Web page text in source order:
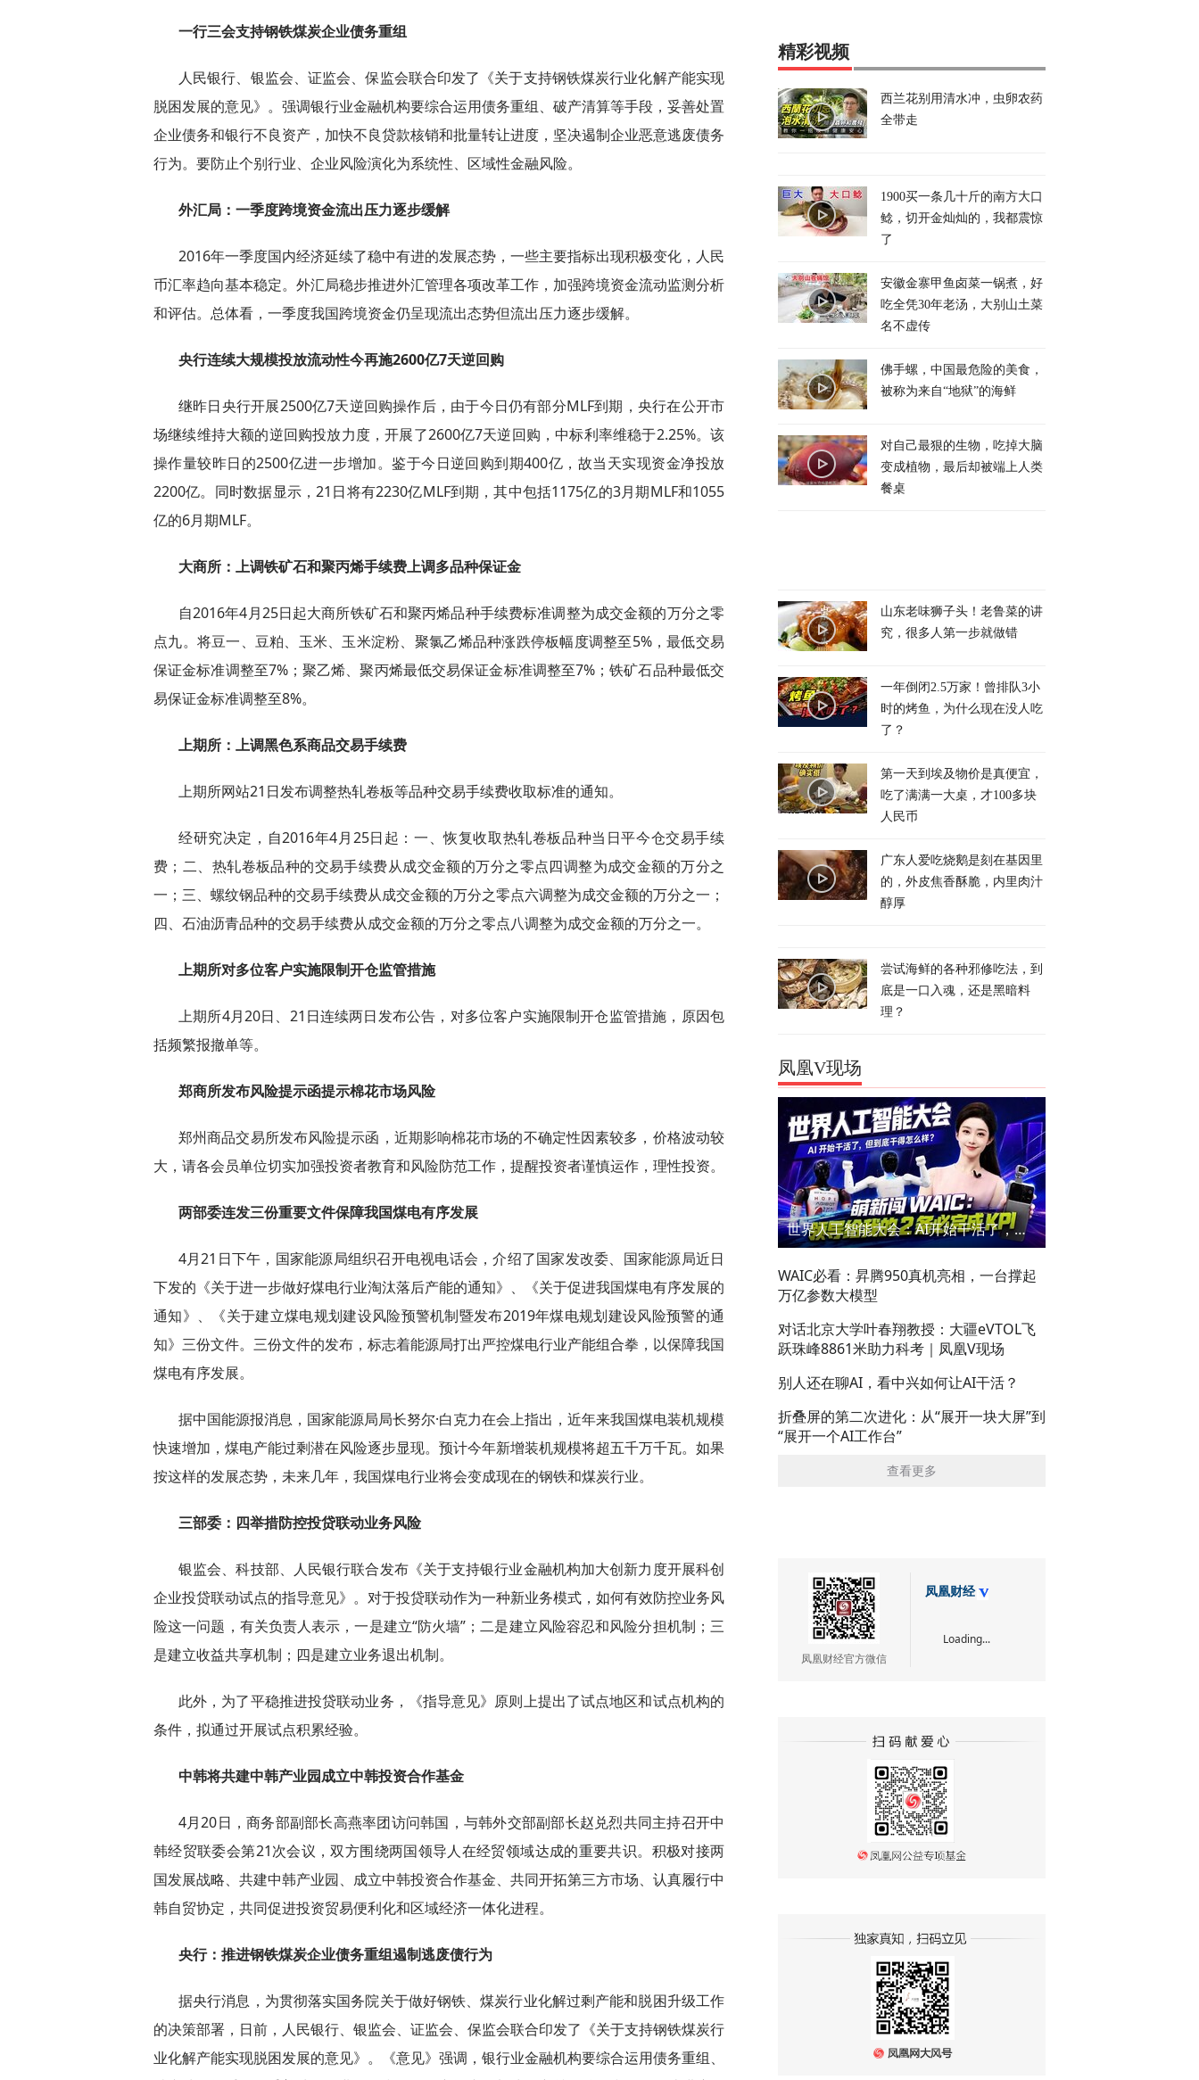
一行三会支持钢铁煤炭企业债务重组
人民银行、银监会、证监会、保监会联合印发了《关于支持钢铁煤炭行业化解产能实现
脱困发展的意见》。强调银行业金融机构要综合运用债务重组、破产清算等手段，妥善处置
企业债务和银行不良资产，加快不良贷款核销和批量转让进度，坚决遏制企业恶意逃废债务
行为。要防止个别行业、企业风险演化为系统性、区域性金融风险。
外汇局：一季度跨境资金流出压力逐步缓解
2016年一季度国内经济延续了稳中有进的发展态势，一些主要指标出现积极变化，人民
币汇率趋向基本稳定。外汇局稳步推进外汇管理各项改革工作，加强跨境资金流动监测分析
和评估。总体看，一季度我国跨境资金仍呈现流出态势但流出压力逐步缓解。
央行连续大规模投放流动性今再施2600亿7天逆回购
继昨日央行开展2500亿7天逆回购操作后，由于今日仍有部分MLF到期，央行在公开市
场继续维持大额的逆回购投放力度，开展了2600亿7天逆回购，中标利率维稳于2.25%。该
操作量较昨日的2500亿进一步增加。鉴于今日逆回购到期400亿，故当天实现资金净投放
2200亿。同时数据显示，21日将有2230亿MLF到期，其中包括1175亿的3月期MLF和1055
亿的6月期MLF。
大商所：上调铁矿石和聚丙烯手续费上调多品种保证金
自2016年4月25日起大商所铁矿石和聚丙烯品种手续费标准调整为成交金额的万分之零
点九。将豆一、豆粕、玉米、玉米淀粉、聚氯乙烯品种涨跌停板幅度调整至5%，最低交易
保证金标准调整至7%；聚乙烯、聚丙烯最低交易保证金标准调整至7%；铁矿石品种最低交
易保证金标准调整至8%。
上期所：上调黑色系商品交易手续费
上期所网站21日发布调整热轧卷板等品种交易手续费收取标准的通知。
经研究决定，自2016年4月25日起：一、恢复收取热轧卷板品种当日平今仓交易手续
费；二、热轧卷板品种的交易手续费从成交金额的万分之零点四调整为成交金额的万分之
一；三、螺纹钢品种的交易手续费从成交金额的万分之零点六调整为成交金额的万分之一；
四、石油沥青品种的交易手续费从成交金额的万分之零点八调整为成交金额的万分之一。
上期所对多位客户实施限制开仓监管措施
上期所4月20日、21日连续两日发布公告，对多位客户实施限制开仓监管措施，原因包
括频繁报撤单等。
郑商所发布风险提示函提示棉花市场风险
郑州商品交易所发布风险提示函，近期影响棉花市场的不确定性因素较多，价格波动较
大，请各会员单位切实加强投资者教育和风险防范工作，提醒投资者谨慎运作，理性投资。
两部委连发三份重要文件保障我国煤电有序发展
4月21日下午，国家能源局组织召开电视电话会，介绍了国家发改委、国家能源局近日
下发的《关于进一步做好煤电行业淘汰落后产能的通知》、《关于促进我国煤电有序发展的
通知》、《关于建立煤电规划建设风险预警机制暨发布2019年煤电规划建设风险预警的通
知》三份文件。三份文件的发布，标志着能源局打出严控煤电行业产能组合拳，以保障我国
煤电有序发展。
据中国能源报消息，国家能源局局长努尔·白克力在会上指出，近年来我国煤电装机规模
快速增加，煤电产能过剩潜在风险逐步显现。预计今年新增装机规模将超五千万千瓦。如果
按这样的发展态势，未来几年，我国煤电行业将会变成现在的钢铁和煤炭行业。
三部委：四举措防控投贷联动业务风险
银监会、科技部、人民银行联合发布《关于支持银行业金融机构加大创新力度开展科创
企业投贷联动试点的指导意见》。对于投贷联动作为一种新业务模式，如何有效防控业务风
险这一问题，有关负责人表示，一是建立“防火墙”；二是建立风险容忍和风险分担机制；三
是建立收益共享机制；四是建立业务退出机制。
此外，为了平稳推进投贷联动业务，《指导意见》原则上提出了试点地区和试点机构的
条件，拟通过开展试点积累经验。
中韩将共建中韩产业园成立中韩投资合作基金
4月20日，商务部副部长高燕率团访问韩国，与韩外交部副部长赵兑烈共同主持召开中
韩经贸联委会第21次会议，双方围绕两国领导人在经贸领域达成的重要共识。积极对接两
国发展战略、共建中韩产业园、成立中韩投资合作基金、共同开拓第三方市场、认真履行中
韩自贸协定，共同促进投资贸易便利化和区域经济一体化进程。
央行：推进钢铁煤炭企业债务重组遏制逃废债行为
据央行消息，为贯彻落实国务院关于做好钢铁、煤炭行业化解过剩产能和脱困升级工作
的决策部署，日前，人民银行、银监会、证监会、保监会联合印发了《关于支持钢铁煤炭行
业化解产能实现脱困发展的意见》。《意见》强调，银行业金融机构要综合运用债务重组、
精彩视频
西兰花别用清水冲，虫卵农药
全带走
1900买一条几十斤的南方大口
鲶，切开金灿灿的，我都震惊
了
安徽金寨甲鱼卤菜一锅煮，好
吃全凭30年老汤，大别山土菜
名不虚传
佛手螺，中国最危险的美食，
被称为来自“地狱”的海鲜
对自己最狠的生物，吃掉大脑
变成植物，最后却被端上人类
餐桌
山东老味狮子头！老鲁菜的讲
究，很多人第一步就做错
一年倒闭2.5万家！曾排队3小
时的烤鱼，为什么现在没人吃
了？
第一天到埃及物价是真便宜，
吃了满满一大桌，才100多块
人民币
广东人爱吃烧鹅是刻在基因里
的，外皮焦香酥脆，内里肉汁
醇厚
尝试海鲜的各种邪修吃法，到
底是一口入魂，还是黑暗料
理？
凤凰V现场
世界人工智能大会：AI开始干活了，但到底干的怎么样？萌新闯WAIC
WAIC必看：昇腾950真机亮相，一台撑起
万亿参数大模型
对话北京大学叶春翔教授：大疆eVTOL飞
跃珠峰8861米助力科考｜凤凰V现场
别人还在聊AI，看中兴如何让AI干活？
折叠屏的第二次进化：从“展开一块大屏”到
“展开一个AI工作台”
查看更多
凤凰财经官方微信
凤凰财经
Loading...